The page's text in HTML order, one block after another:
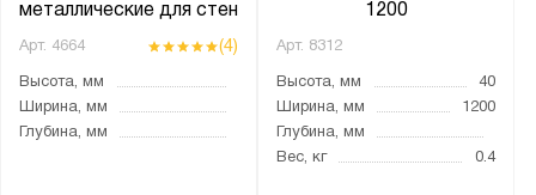
металлические для стен
Арт. 4664 (4)
Высота, мм
Ширина, мм
Глубина, мм
1200
Арт. 8312
Высота, мм
40
Ширина, мм
1200
Глубина, мм
Вес, кг
0.4